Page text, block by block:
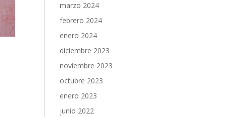
marzo 2024
febrero 2024
enero 2024
diciembre 2023
noviembre 2023
octubre 2023
enero 2023
junio 2022